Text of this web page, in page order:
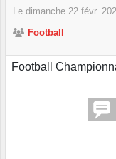
Le dimanche 22 févr.
Football
Football